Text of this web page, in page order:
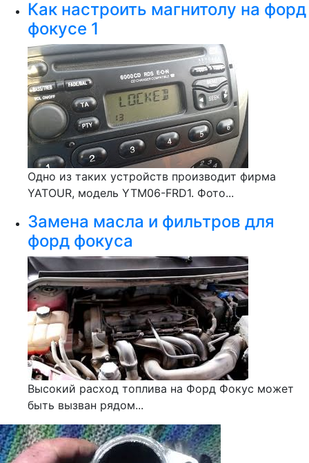
Как настроить магнитолу на форд
фокусе 1
Одно из таких устройств производит фирма
YATOUR, модель YTM06-FRD1. Фото...
Замена масла и фильтров для
форд фокуса
Высокий расход топлива на Форд Фокус может
быть вызван рядом...